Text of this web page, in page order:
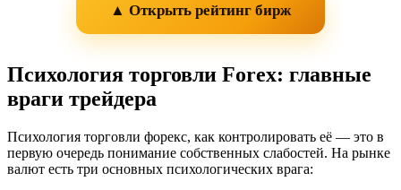
▲ Открыть рейтинг бирж
Психология торговли Forex: главные
враги трейдера
Психология торговли форекс, как контролировать её — это в
первую очередь понимание собственных слабостей. На рынке
валют есть три основных психологических врага: